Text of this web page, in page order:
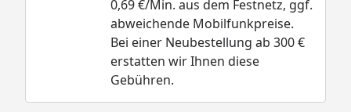
0,69 €/Min. aus dem Festnetz, ggf.
abweichende Mobilfunkpreise.
Bei einer Neubestellung ab 300 €
erstatten wir Ihnen diese
Gebühren.